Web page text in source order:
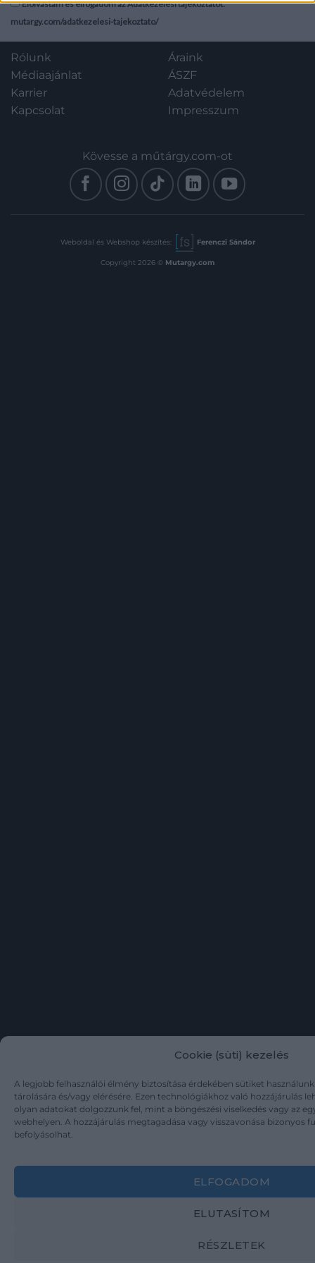
Cookie (süti) kezelés
A legjobb felhasználói élmény biztosítása érdekében sütiket
tárolására és/vagy elérésére. Ezen technológiákhoz való hozzájárulás
olyan adatokat dolgozzunk fel, mint a böngészési viselkedés vagy az
webhelyen. A hozzájárulás megtagadása vagy visszavonása bizonyos
befolyásolhat.
ELFOGADOM
ELUTASÍTOM
RÉSZLETEK
képtáblák) t. Kiadói
kötés, Gottermayer-kötés.
Elolvastam és elfogadom az Adatkezelési tájékoztatót:
mutargy.com/adatkezelesi-tajekoztato/
Rólunk
Médiaajánlat
Karrier
Kapcsolat
Áraink
ÁSZF
Adatvédelem
Impresszum
Kövesse a műtárgy.com-ot
Weboldal és Webshop készítés: Ferenczi Sándor
Copyright 2026 © Mutargy.com